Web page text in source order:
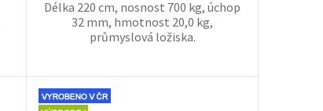
Délka 220 cm, nosnost 700 kg, úchop
32 mm, hmotnost 20,0 kg,
průmyslová ložiska.